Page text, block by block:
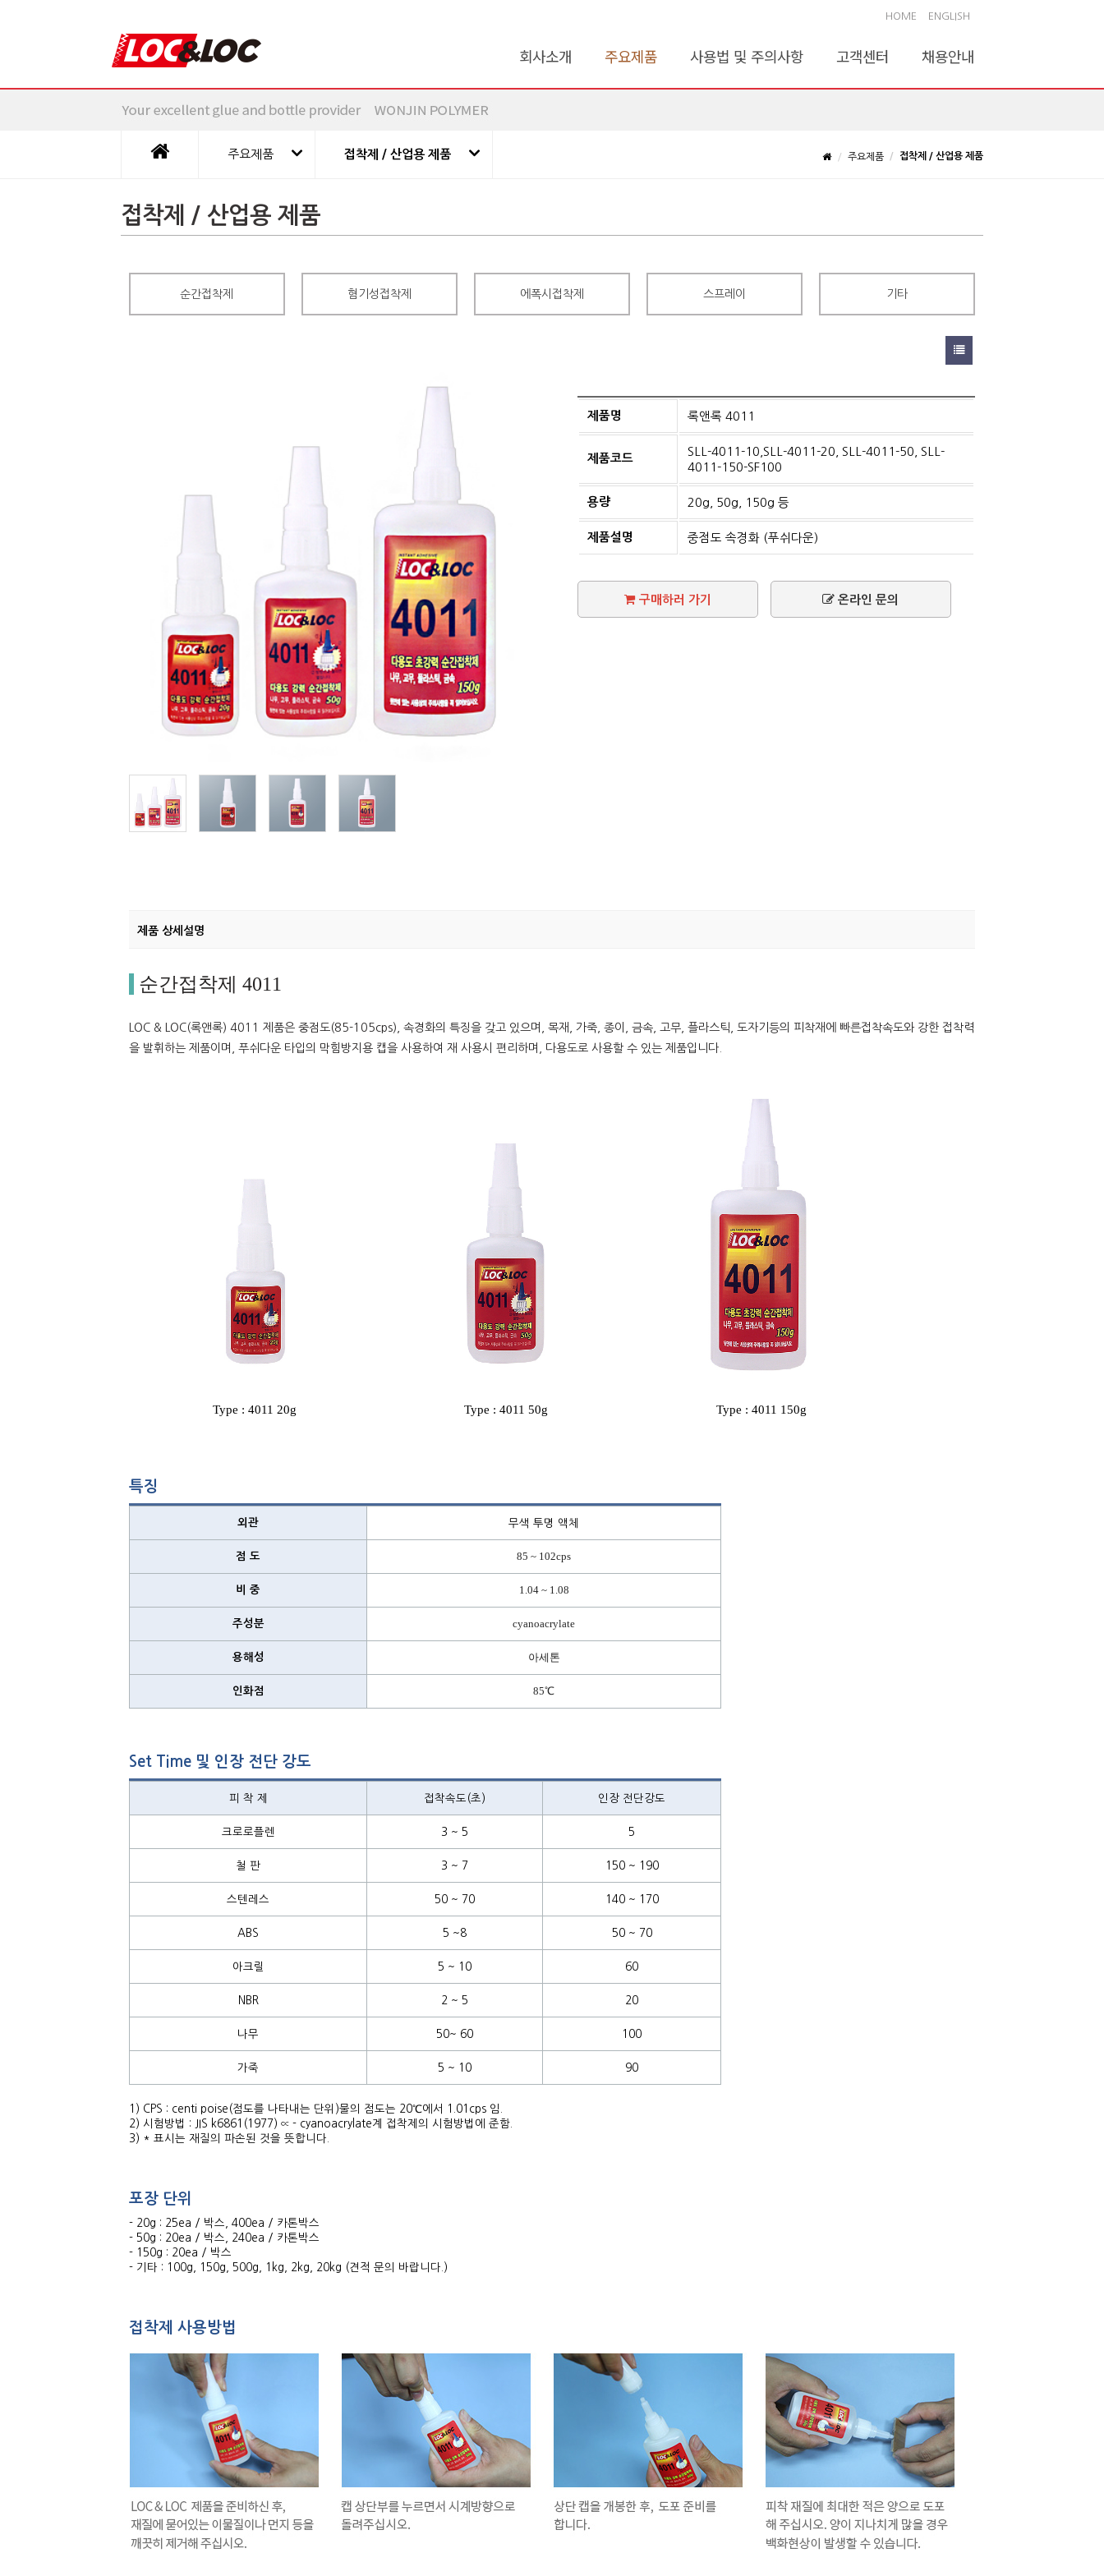
HOME ENGLISH
회사소개 주요제품 사용법 및 주의사항 고객센터 채용안내
주요제품 접착제 / 산업용 제품 주요제품 접착제 / 산업용 제품
접착제 / 산업용 제품
순간접착제 혐기성접착제 에폭시접착제 스프레이 기타
제품명 록앤록 4011
제품코드
SLL-4011-10,SLL-4011-20, SLL-4011-50, SLL-
4011-150-SF100
용량 20g, 50g, 150g 등
제품설명 중점도 속경화 (푸쉬다운)
구매하러 가기 온라인 문의
제품 상세설명
순간접착제 4011
LOC & LOC(록앤록) 4011 제품은 중점도(85-105cps), 속경화의 특징을 갖고 있으며, 목재, 가죽, 종이, 금속, 고무, 플라스틱, 도자기등의 피착재에 빠른접착속도와 강한 접착력
을 발휘하는 제품이며, 푸쉬다운 타입의 막힘방지용 캡을 사용하여 재 사용시 편리하며, 다용도로 사용할 수 있는 제품입니다.
Type : 4011 20g Type : 4011 50g Type : 4011 150g
특징
외관 무색 투명 액체
점 도 85 ~ 102cps
비 중 1.04 ~ 1.08
주성분 cyanoacrylate
용해성 아세톤
인화점 85℃
Set Time 및 인장 전단 강도
피 착 제 접착속도(초) 인장 전단강도
크로로플렌 3 ~ 5 5
철 판 3 ~ 7 150 ~ 190
스텐레스 50 ~ 70 140 ~ 170
ABS 5 ~8 50 ~ 70
아크릴 5 ~ 10 60
NBR 2 ~ 5 20
나무 50~ 60 100
가죽 5 ~ 10 90
1) CPS : centi poise(점도를 나타내는 단위)물의 점도는 20℃에서 1.01cps 임.
2) 시험방법 : JIS k6861(1977) ∝ - cyanoacrylate계 접착제의 시험방법에 준함.
3) * 표시는 재질의 파손된 것을 뜻합니다.
포장 단위
- 20g : 25ea / 박스, 400ea / 카톤박스
- 50g : 20ea / 박스, 240ea / 카톤박스
- 150g : 20ea / 박스
- 기타 : 100g, 150g, 500g, 1kg, 2kg, 20kg (견적 문의 바랍니다.)
접착제 사용방법